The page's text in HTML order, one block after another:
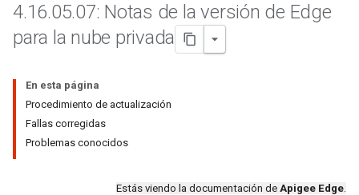
4.16.05.07: Notas de la versión de Edge
para la nube privada
En esta página
Procedimiento de actualización
Fallas corregidas
Problemas conocidos
Estás viendo la documentación de Apigee Edge.